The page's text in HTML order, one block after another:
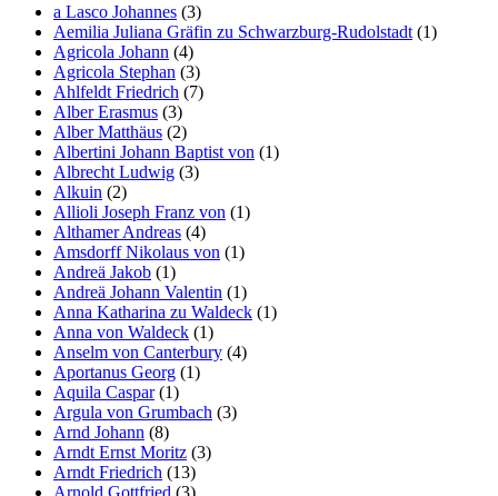
a Lasco Johannes (3)
Aemilia Juliana Gräfin zu Schwarzburg-Rudolstadt (1)
Agricola Johann (4)
Agricola Stephan (3)
Ahlfeldt Friedrich (7)
Alber Erasmus (3)
Alber Matthäus (2)
Albertini Johann Baptist von (1)
Albrecht Ludwig (3)
Alkuin (2)
Allioli Joseph Franz von (1)
Althamer Andreas (4)
Amsdorff Nikolaus von (1)
Andreä Jakob (1)
Andreä Johann Valentin (1)
Anna Katharina zu Waldeck (1)
Anna von Waldeck (1)
Anselm von Canterbury (4)
Aportanus Georg (1)
Aquila Caspar(1)
Argula von Grumbach (3)
Arnd Johann (8)
Arndt Ernst Moritz (3)
Arndt Friedrich (13)
Arnold Gottfried (3)